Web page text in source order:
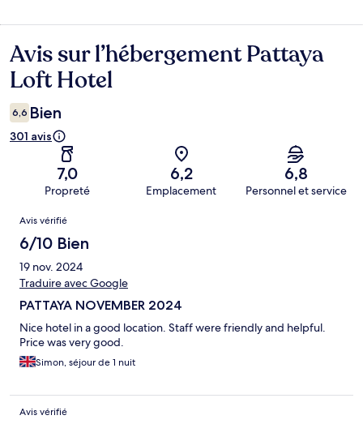
Avis
Avis sur l’hébergement Pattaya
Loft Hotel
6,6 Bien
301 avis
7,0
Propreté
6,2
Emplacement
6,8
Personnel et service
Avis
Avis vérifié
6/10 Bien
19 nov. 2024
Traduire avec Google
PATTAYA NOVEMBER 2024
Nice hotel in a good location. Staff were friendly and helpful.
Price was very good.
Simon, séjour de 1 nuit
Avis vérifié